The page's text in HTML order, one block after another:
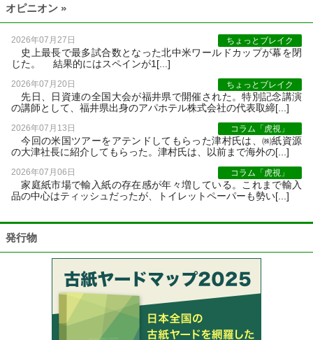
オピニオン »
2026年07月27日 ちょっとブレイク
史上最長で最多試合数となった北中米ワールドカップが幕を閉
じた。 結果的にはスペインが1[...]
2026年07月20日 ちょっとブレイク
先日、日資連の全国大会が福井県で開催された。特別記念講演
の講師として、福井県出身のアパホテル株式会社の代表取締[...]
2026年07月13日 コラム「虎視」
今回の米国ツアーをアテンドしてもらった津村氏は、㈱紙資源
の大津社長に紹介してもらった。津村氏は、以前まで海外の[...]
2026年07月06日 コラム「虎視」
家庭紙市場で輸入紙の存在感が年々増している。これまで輸入
品の中心はティッシュだったが、トイレットペーパーも勢い[...]
発行物